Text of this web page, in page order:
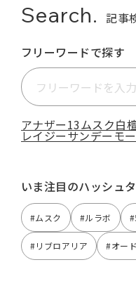
Search. 記事
フリーワードで探す
アナザー13ムスク白
レイジーサンデーモ
いま注目のハッシュ
#ムスク #ルラボ
#リブロアリア #オー